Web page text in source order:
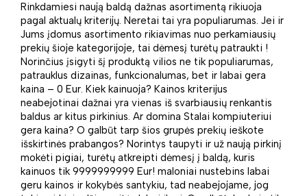
Rinkdamiesi naują baldą dažnas asortimentą rikiuoja
pagal aktualų kriterijų. Neretai tai yra populiarumas. Jei ir
Jums įdomus asortimento rikiavimas nuo perkamiausių
prekių šioje kategorijoje, tai dėmesį turėtų patraukti !
Norinčius įsigyti šį produktą vilios ne tik populiarumas,
patrauklus dizainas, funkcionalumas, bet ir labai gera
kaina – 0 Eur. Kiek kainuoja? Kainos kriterijus
neabejotinai dažnai yra vienas iš svarbiausių renkantis
baldus ar kitus pirkinius. Ar domina Stalai kompiuteriui
gera kaina? O galbūt tarp šios grupės prekių ieškote
išskirtinės prabangos? Norintys taupyti ir už naują pirkinį
mokėti pigiai, turėtų atkreipti dėmesį į baldą, kuris
kainuos tik 9999999999 Eur! maloniai nustebins labai
geru kainos ir kokybės santykiu, tad neabejojame, jog